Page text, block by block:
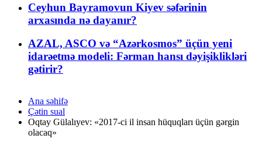
Ceyhun Bayramovun Kiyev səfərinin
arxasında nə dayanır?
AZAL, ASCO və “Azərkosmos” üçün yeni
idarəetmə modeli: Fərman hansı dəyişiklikləri
gətirir?
Ana səhifə
Çətin sual
Oqtay Gülalıyev: «2017-ci il insan hüquqları üçün gərgin
olacaq»